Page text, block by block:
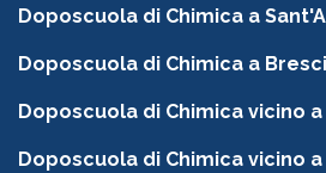
Doposcuola di Chimica a
Doposcuola di Chimica a
Doposcuola di Chimica vicino
Doposcuola di Chimica vicino